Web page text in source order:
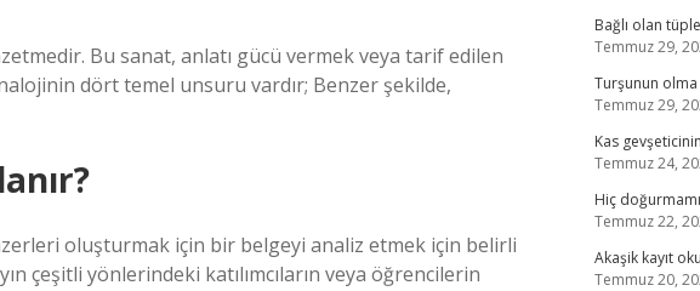
Bu sanat, anlatı gücü vermek veya tarif edilen
dört temel unsuru vardır; Benzer şekilde,
oluşturmak için bir belgeyi analiz etmek için belirli
çeşitli yönlerindeki katılımcıların veya öğrencilerin
Bağlı olan
Temmuz 29,
Turşunun olma
Temmuz 29,
Kas
Temmuz 24,
Hiç
Temmuz 22,
Akaşik kayıt
Temmuz 20,